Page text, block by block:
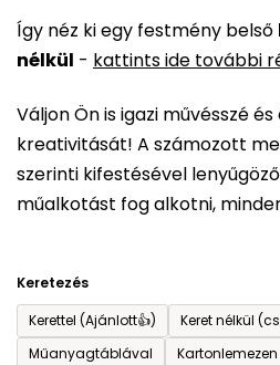
Így néz ki egy festmény belső
nélkül - kattints ide további
Váljon Ön is igazi művésszé
kreativitását! A számozott
szerinti kifestésével
műalkotást fog alkotni,
Keretezés
Kerettel (Ajánlott👍)
Keret nélkül
Műanyagtáblával
Kartonlemezen
átlagos
értékelése
ből
0,0
csillag.